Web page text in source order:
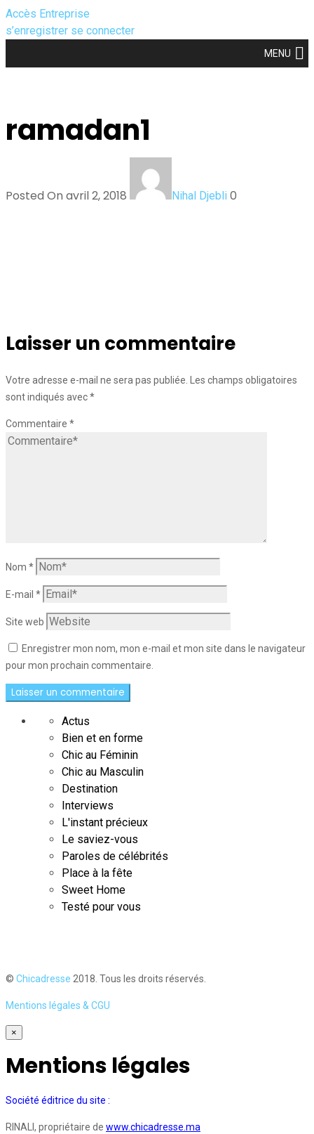
Accès Entreprise
s’enregistrer se connecter
MENU
ramadan1
Posted On avril 2, 2018 Nihal Djebli 0
Laisser un commentaire
Votre adresse e-mail ne sera pas publiée. Les champs obligatoires
sont indiqués avec*
Commentaire *
Nom *
E-mail *
Site web
Enregistrer mon nom, mon e-mail et mon site dans le navigateur
pour mon prochain commentaire.
Actus
Bien et en forme
Chic au Féminin
Chic au Masculin
Destination
Interviews
L'instant précieux
Le saviez-vous
Paroles de célébrités
Place à la fête
Sweet Home
Testé pour vous
© Chicadresse 2018. Tous les droits réservés.
Mentions légales & CGU
×
Mentions légales
Société éditrice du site :
RINALI, propriétaire de www.chicadresse.ma